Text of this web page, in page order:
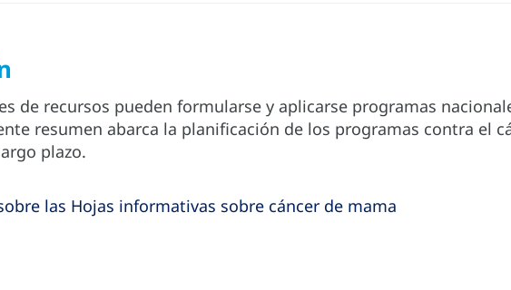
de recursos pueden formularse y aplicarse programas
resumen abarca la planificación de los programas contra el
plazo.
las Hojas informativas sobre cáncer de mama